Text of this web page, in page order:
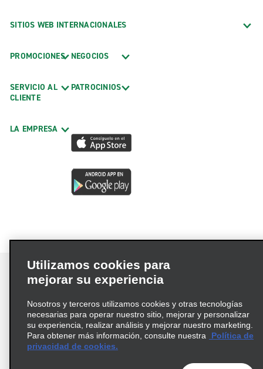
SITIOS WEB INTERNACIONALES
PROMOCIONES
SERVICIO AL
CLIENTE
LA EMPRESA
NEGOCIOS
PATROCINIOS
Términos de uso
Política de privacidad
Política de cookies
Información de Salud del Consumidor
Utilizamos cookies para
mejorar su experiencia
Nosotros y terceros utilizamos cookies y otras tecnologías
necesarias para operar nuestro sitio, mejorar y personalizar
su experiencia, realizar análisis y mejorar nuestro marketing.
Para obtener más información, consulte nuestra
Política de
privacidad de cookies.